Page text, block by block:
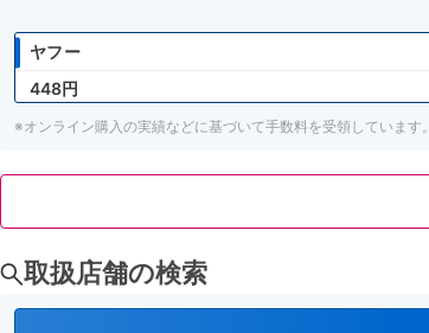
ヤフー
448円
※オンライン購入の実績などに基づいて手数料を受領しています。
取扱店舗の検索